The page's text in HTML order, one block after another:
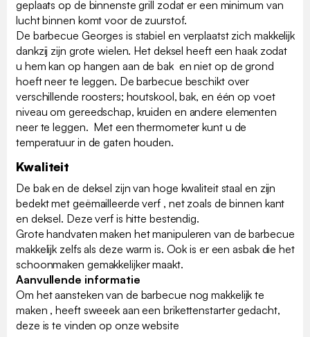
geplaats op de binnenste grill zodat er een minimum van
lucht binnen komt voor de zuurstof.
De barbecue Georges is stabiel en verplaatst zich makkelijk
dankzij zijn grote wielen. Het deksel heeft een haak zodat
u hem kan op hangen aan de bak en niet op de grond
hoeft neer te leggen. De barbecue beschikt over
verschillende roosters; houtskool, bak, en één op voet
niveau om gereedschap, kruiden en andere elementen
neer te leggen. Met een thermometer kunt u de
temperatuur in de gaten houden.
Kwaliteit
De bak en de deksel zijn van hoge kwaliteit staal en zijn
bedekt met geëmailleerde verf , net zoals de binnen kant
en deksel. Deze verf is hitte bestendig.
Grote handvaten maken het manipuleren van de barbecue
makkelijk zelfs als deze warm is. Ook is er een asbak die het
schoonmaken gemakkelijker maakt.
Aanvullende informatie
Om het aansteken van de barbecue nog makkelijk te
maken , heeft sweeek aan een brikettenstarter gedacht,
deze is te vinden op onze website